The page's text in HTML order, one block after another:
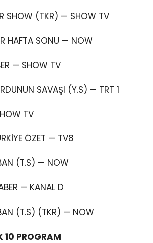
SHOW (TKR) — SHOW TV
HAFTA SONU — NOW
— SHOW TV
SAVAŞI (Y.S) — TRT 1
TV
ÖZET — TV8
(T.S) — NOW
— KANAL D
(T.S) (TKR) — NOW
10 PROGRAM